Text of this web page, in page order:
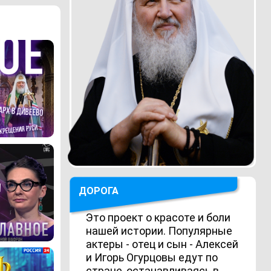
ДОРОГА
Это проект о красоте и боли
нашей истории. Популярные
актеры - отец и сын - Алексей
и Игорь Огурцовы едут по